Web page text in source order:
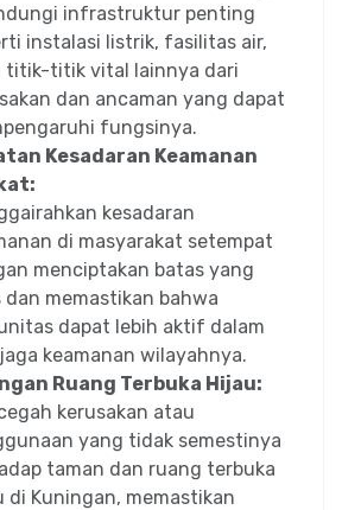
infrastruktur penting
instalasi listrik, fasilitas air,
titik-titik vital lainnya dari
dan ancaman yang dapat
fungsinya.
Kesadaran Keamanan
kesadaran
di masyarakat setempat
menciptakan batas yang
dan memastikan bahwa
dapat lebih aktif dalam
keamanan wilayahnya.
Ruang Terbuka Hijau:
kerusakan atau
yang tidak semestinya
taman dan ruang terbuka
di Kuningan, memastikan